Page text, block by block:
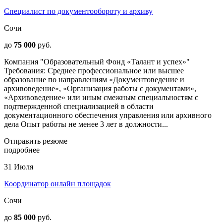
Специалист по документообороту и архиву
Сочи
до 75 000 руб.
Компания "Образовательный Фонд «Талант и успех»"
Требования: Среднее профессиональное или высшее
образование по направлениям «Документоведение и
архивоведение», «Организация работы с документами»,
«Архивоведение» или иным смежным специальностям с
подтвержденной специализацией в области
документационного обеспечения управления или архивного
дела Опыт работы не менее 3 лет в должности...
Отправить резюме
подробнее
31 Июля
Координатор онлайн площадок
Сочи
до 85 000 руб.